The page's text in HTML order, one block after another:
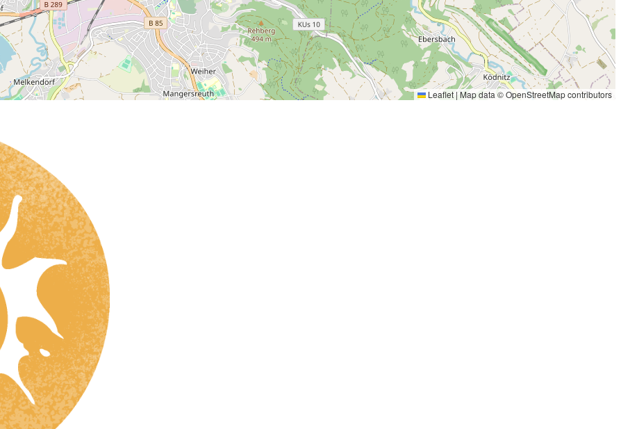
Leaflet | Map data ©OpenStreetMapcontributors